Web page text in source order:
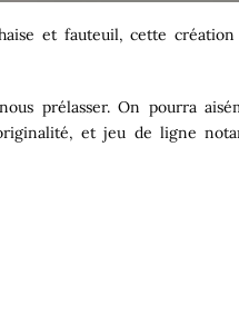
et fauteuil, cette
prélasser. On pourra
et jeu de ligne